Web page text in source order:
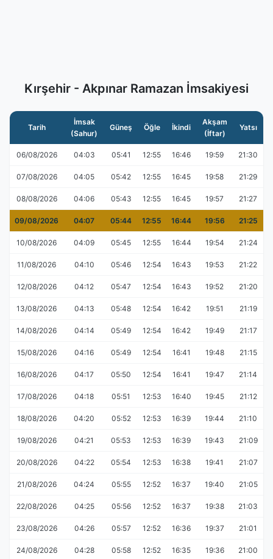
Kırşehir - Akpınar Ramazan İmsakiyesi
Tarih
İmsak
(Sahur)
Güneş Öğle İkindi
Akşam
(İftar)
Yatsı
06/08/2026 04:03 05:41 12:55 16:46 19:59 21:30
07/08/2026 04:05 05:42 12:55 16:45 19:58 21:29
08/08/2026 04:06 05:43 12:55 16:45 19:57 21:27
09/08/2026 04:07 05:44 12:55 16:44 19:56 21:25
10/08/2026 04:09 05:45 12:55 16:44 19:54 21:24
11/08/2026 04:10 05:46 12:54 16:43 19:53 21:22
12/08/2026 04:12 05:47 12:54 16:43 19:52 21:20
13/08/2026 04:13 05:48 12:54 16:42 19:51 21:19
14/08/2026 04:14 05:49 12:54 16:42 19:49 21:17
15/08/2026 04:16 05:49 12:54 16:41 19:48 21:15
16/08/2026 04:17 05:50 12:54 16:41 19:47 21:14
17/08/2026 04:18 05:51 12:53 16:40 19:45 21:12
18/08/2026 04:20 05:52 12:53 16:39 19:44 21:10
19/08/2026 04:21 05:53 12:53 16:39 19:43 21:09
20/08/2026 04:22 05:54 12:53 16:38 19:41 21:07
21/08/2026 04:24 05:55 12:52 16:37 19:40 21:05
22/08/2026 04:25 05:56 12:52 16:37 19:38 21:03
23/08/2026 04:26 05:57 12:52 16:36 19:37 21:01
24/08/2026 04:28 05:58 12:52 16:35 19:36 21:00